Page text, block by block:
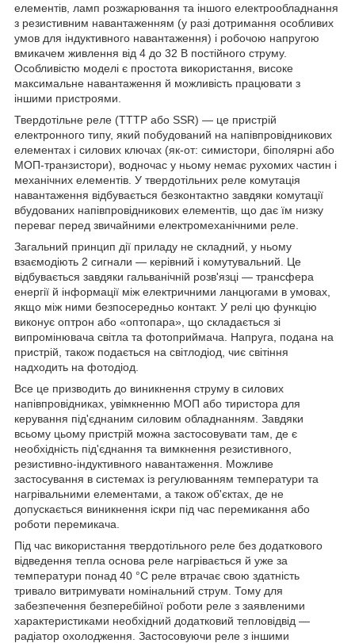
елементів, ламп розжарювання та іншого електрообладнання
з резистивним навантаженням (у разі дотримання особливих
умов для індуктивного навантаження) і робочою напругою
вмикачем живлення від 4 до 32 В постійного струму.
Особливістю моделі є простота використання, високе
максимальне навантаження й можливість працювати з
іншими пристроями.
Твердотільне реле (ТТТР або SSR) — це пристрій
електронного типу, який побудований на напівпровідникових
елементах і силових ключах (як-от: симистори, біполярні або
МОП-транзистори), водночас у ньому немає рухомих частин і
механічних елементів. У твердотільних реле комутація
навантаження відбувається безконтактно завдяки комутації
вбудованих напівпровідникових елементів, що дає їм низку
переваг перед звичайними електромеханічними реле.
Загальний принцип дії приладу не складний, у ньому
взаємодіють 2 сигнали — керівний і комутувальний. Це
відбувається завдяки гальванічній розв'язці — трансфера
енергії й інформації між електричними ланцюгами в умовах,
якщо між ними безпосередньо контакт. У релі цю функцію
виконує оптрон або «оптопара», що складається зі
випромінювача світла та фотоприймача. Напруга, подана на
пристрій, також подається на світлодіод, чиє світіння
надходить на фотодіод.
Все це призводить до виникнення струму в силових
напівпровідниках, увімкненню МОП або тиристора для
керування під'єднаним силовим обладнанням. Завдяки
всьому цьому пристрій можна застосовувати там, де є
необхідність під'єднання та вимкнення резистивного,
резистивно-індуктивного навантаження. Можливе
застосування в системах із регулюванням температури та
нагрівальними елементами, а також об'єктах, де не
допускається виникнення іскри під час перемикання або
роботи перемикача.
Під час використання твердотільного реле без додаткового
відведення тепла основа реле нагрівається й уже за
температури понад 40 °C реле втрачає свою здатність
тривало витримувати номінальний струм. Тому для
забезпечення безперебійної роботи реле з заявленими
характеристиками необхідний додатковий тепловідвід —
радіатор охолодження. Застосовуючи реле з іншими